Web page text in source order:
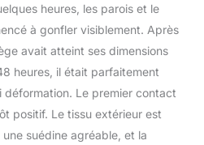
forme pour chien est un
colis compressé, après
une longue période de
transport, après
réception du colis,
laissez-le pendant 24 à
48 heures pour restaurer
sa forme. Confort en
heures, les parois et le
à gonfler visiblement. Après
avait atteint ses dimensions
heures, il était parfaitement
déformation. Le premier contact
positif. Le tissu extérieur est
suédine agréable, et la